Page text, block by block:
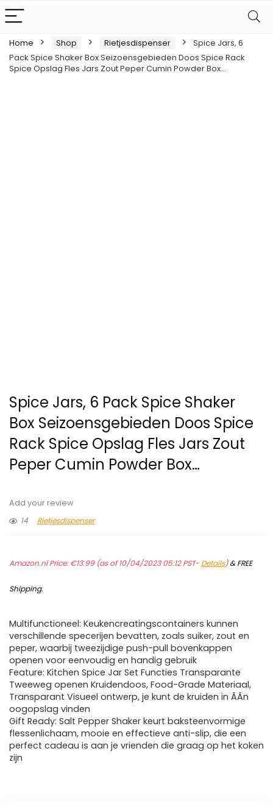
Home Shop Rietjesdispenser
Spice Jars, 6
Pack Spice Shaker Box Seizoensgebieden Doos Spice Rack
Spice Opslag Fles Jars Zout Peper Cumin Powder Box…
Spice Jars, 6 Pack Spice Shaker
Box Seizoensgebieden Doos Spice
Rack Spice Opslag Fles Jars Zout
Peper Cumin Powder Box…
Add your review
14
Rietjesdispenser
Amazon.nl Price:€13.99(as of 10/04/2023 05:12 PST- Details)&FREE
Shipping.
Multifunctioneel: Keukencreatingscontainers kunnen
verschillende specerijen bevatten, zoals suiker, zout en
peper, waarbij tweezijdige push-pull bovenkappen
openen voor eenvoudig en handig gebruik
Feature: Kitchen Spice Jar Set Functies Transparante
Tweeweg openen Kruidendoos, Food-Grade Materiaal,
Transparant Visueel ontwerp, je kunt de kruiden in ÃÃn
oogopslag vinden
Gift Ready: Salt Pepper Shaker keurt baksteenvormige
flessenlichaam, mooie en effectieve anti-slip, die een
perfect cadeau is aan je vrienden die graag op het koken
zijn